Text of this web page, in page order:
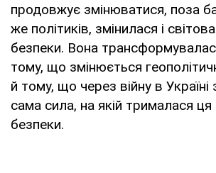
продовжує змінюватися, поза
же політиків, змінилася і
безпеки. Вона
тому, що змінюється
й тому, що через війну в Україні
сама сила, на якій трималася
безпеки.